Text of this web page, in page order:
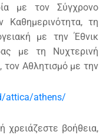
με τον Σύγχρονο
Καθημερινότητα, τη
με την Έθνικ
με τη Νυχτερινή
Αθλητισμό με την
attica/athens/
χρειάζεστε βοήθεια,